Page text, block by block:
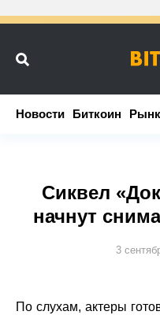
Новости Биткоин
Новости Биткоин
Сиквел
начнут
3
По слухам, актеры